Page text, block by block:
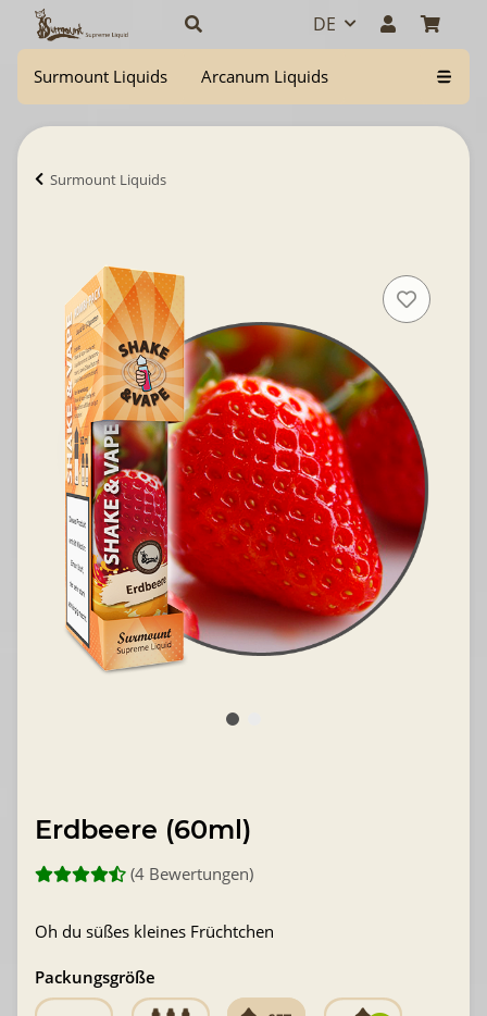
DE
Surmount Liquids Arcanum Liquids
Surmount Liquids
Erdbeere (60ml)
(4 Bewertungen)
Oh du süßes kleines Früchtchen
Packungsgröße